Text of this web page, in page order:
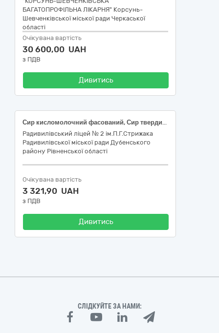
БАГАТОПРОФІЛЬНА ЛІКАРНЯ" Корсунь-
Шевченківської міської ради Черкаської
області
Очікувана вартість
30 600,00 UAH
з ПДВ
Дивитись
Сир кисломолочний фасований, Сир твердий ваговий
Радивилівський ліцей № 2 ім.П.Г.Стрижака
Радивилівської міської ради Дубенського
району Рівненської області
Очікувана вартість
3 321,90 UAH
з ПДВ
Дивитись
СЛІДКУЙТЕ ЗА НАМИ: